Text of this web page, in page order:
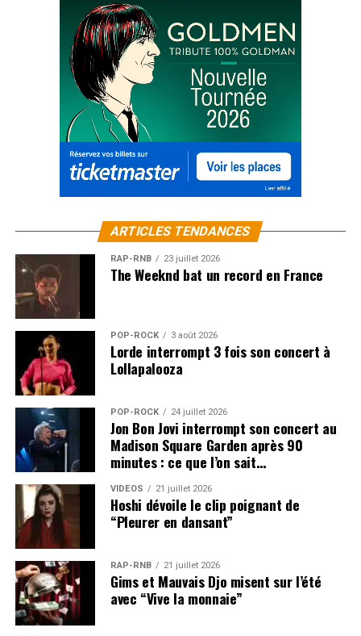
ARTICLES TENDANCES
RAP-RNB 23 juillet 2026
The Weeknd bat un record en France
POP-ROCK 3 août 2026
Lorde interrompt 3 fois son concert à
Lollapalooza
POP-ROCK 24 juillet 2026
Jon Bon Jovi interrompt son concert au
Madison Square Garden après 90
minutes : ce que l’on sait…
VIDEOS 21 juillet 2026
Hoshi dévoile le clip poignant de
“Pleurer en dansant”
RAP-RNB 21 juillet 2026
Gims et Mauvais Djo misent sur l’été
avec “Vive la monnaie”